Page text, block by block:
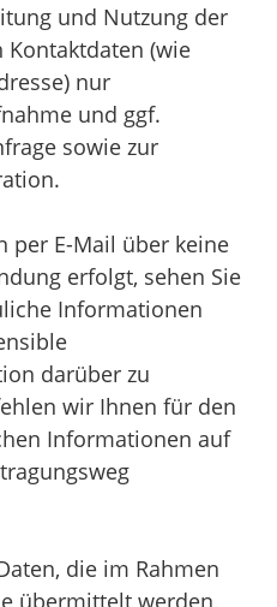
und Nutzung der
(wie
nur
und ggf.
sowie zur
per E-Mail über keine
erfolgt, sehen Sie
Informationen
darüber zu
wir Ihnen für den
Informationen auf
die im Rahmen
übermittelt werden,